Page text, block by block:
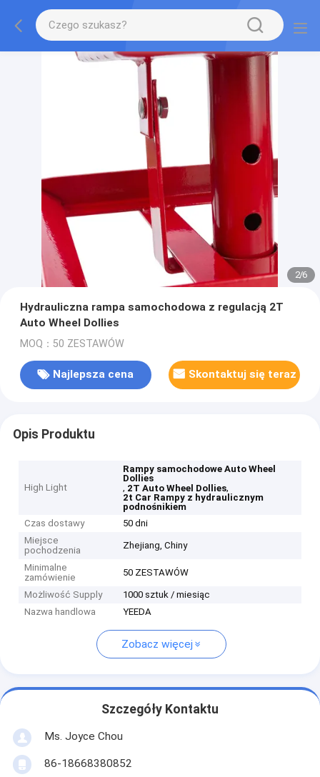
2/6
Hydrauliczna rampa samochodowa z regulacją 2T
Auto Wheel Dollies
MOQ：50 ZESTAWÓW
Najlepsza cena Skontaktuj się teraz
Opis Produktu
High Light
Rampy samochodowe Auto Wheel
Dollies
, 2T Auto Wheel Dollies,
2t Car Rampy z hydraulicznym
podnośnikiem
Czas dostawy
50 dni
Miejsce
pochodzenia
Zhejiang, Chiny
Minimalne
zamówienie
50 ZESTAWÓW
Możliwość Supply
1000 sztuk / miesiąc
Nazwa handlowa
YEEDA
Zobacz więcej
Szczegóły Kontaktu
Ms. Joyce Chou
86-18668380852